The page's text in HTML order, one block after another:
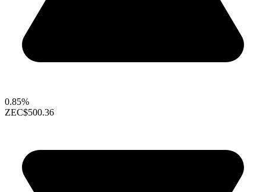
0.85%
ZEC$500.36